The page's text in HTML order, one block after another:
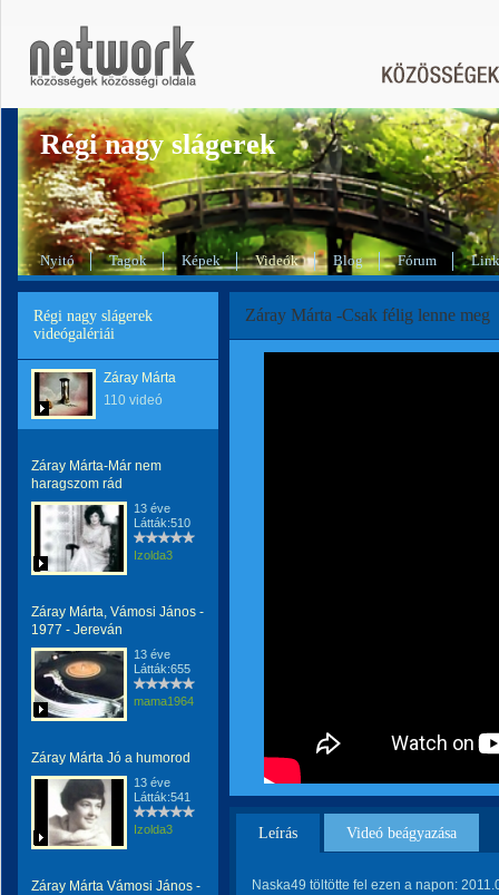
Régi nagy slágerek
Nyitó Tagok Képek Videók Blog Fórum
Régi nagy slágerek
videógalériái
Záray Márta
110 videó
Záray Márta-Már nem
haragszom rád
13 éve
Látták:510
Izolda3
Záray Márta, Vámosi János -
1977 - Jereván
13 éve
Látták:655
mama1964
Záray Márta Jó a humorod
13 éve
Látták:541
Izolda3
Záray Márta Vámosi János -
Záray Márta -Csak félig lenne meg
Leírás Videó beágyazása
Naska49 töltötte fel ezen a napon: